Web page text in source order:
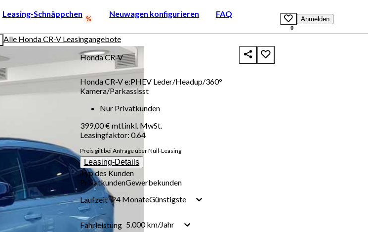
Leasing-Schnäppchen Neuwagen konfigurieren FAQ
0
Anmelden
Alle Honda CR-V Leasingangebote
HondaCR-V
Honda CR-V e:PHEV Leder/Headup/360°
Kamera/Parkassisst
Nur Privatkunden
399,00 € mtl. inkl. MwSt.
Leasingfaktor: 0.64
Preis gilt bei Anfrage über Null-Leasing
Leasing-Details
Typ des Kunden
PrivatkundenGewerbekunden
Laufzeit 24 MonateGünstigste
Fahrleistung 5.000 km/Jahr